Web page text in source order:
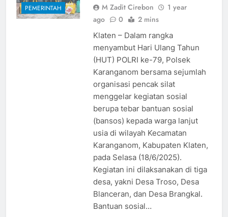
PEMERINTAH M Zadit Cirebon
1 year
ago
0 2 mins
Klaten – Dalam rangka
menyambut Hari Ulang Tahun
(HUT) POLRI ke-79, Polsek
Karanganom bersama sejumlah
organisasi pencak silat
menggelar kegiatan sosial
berupa tebar bantuan sosial
(bansos) kepada warga lanjut
usia di wilayah Kecamatan
Karanganom, Kabupaten Klaten,
pada Selasa (18/6/2025).
Kegiatan ini dilaksanakan di tiga
desa, yakni Desa Troso, Desa
Blanceran, dan Desa Brangkal.
Bantuan sosial…